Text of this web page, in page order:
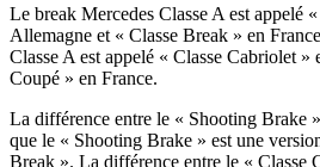
Le break Mercedes Classe A est appelé
Allemagne et « Classe Break » en
Classe A est appelé « Classe Cabriolet »
Coupé » en France.
La différence entre le « Shooting Brake
que le « Shooting Brake » est une
Break ». La différence entre le « Classe